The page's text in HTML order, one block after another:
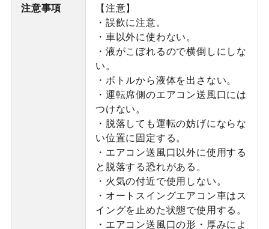
注意事項
【注意】
・誤飲に注意。
・車以外に使わない。
・液がこぼれるので横倒しにしな
い。
・ボトルから液体を出さない。
・運転席側のエアコン送風口には
つけない。
・脱落しても運転の妨げにならな
い位置に固定する。
・エアコン送風口以外に使用する
と脱落する恐れがある。
・火気の付近で使用しない。
・オートスイングエアコン車はス
イングを止めた状態で使用する。
・エアコン送風口の形・厚みによ